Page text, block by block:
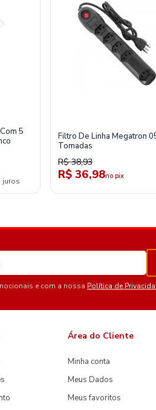
5
juros
Filtro De Linha Megatron
Tomadas
R$ 38,93
R$ 36,98no pix
e com a nossa Política de
Área do Cliente
Minha conta
Meus Dados
Meus favoritos